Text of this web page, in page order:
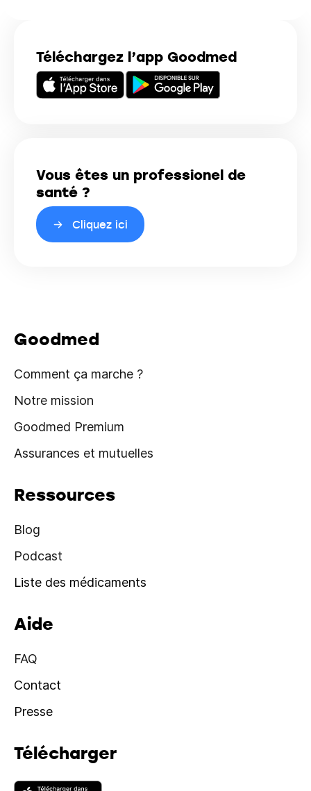
Téléchargez l’app Goodmed
Vous êtes un professionel de
santé ?
Cliquez ici
Goodmed
Comment ça marche ?
Notre mission
Goodmed Premium
Assurances et mutuelles
Ressources
Blog
Podcast
Liste des médicaments
Aide
FAQ
Contact
Presse
Télécharger